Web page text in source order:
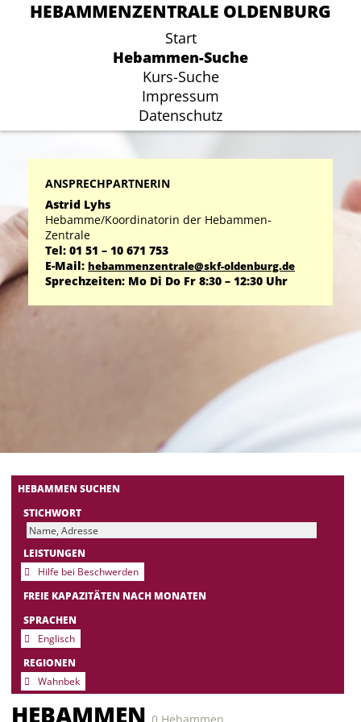
HEBAMMENZENTRALE OLDENBURG
Start
Hebammen-Suche
Kurs-Suche
Impressum
Datenschutz
HEBAMMENZENTRALE OLDENBURG
Start
Hebammen-Suche
Kurs-Suche
Impressum
Datenschutz
ANSPRECHPARTNERIN
Astrid Lyhs
Hebamme/Koordinatorin der Hebammen-
Zentrale
Tel: 01 51 – 10 671 753
E-Mail: hebammenzentrale@skf-oldenburg.de
Sprechzeiten: Mo Di Do Fr 8:30 – 12:30 Uhr
HEBAMMEN SUCHEN
STICHWORT
LEISTUNGEN
Hilfe bei Beschwerden
FREIE KAPAZITÄTEN NACH MONATEN
SPRACHEN
Englisch
REGIONEN
Wahnbek
HEBAMMEN